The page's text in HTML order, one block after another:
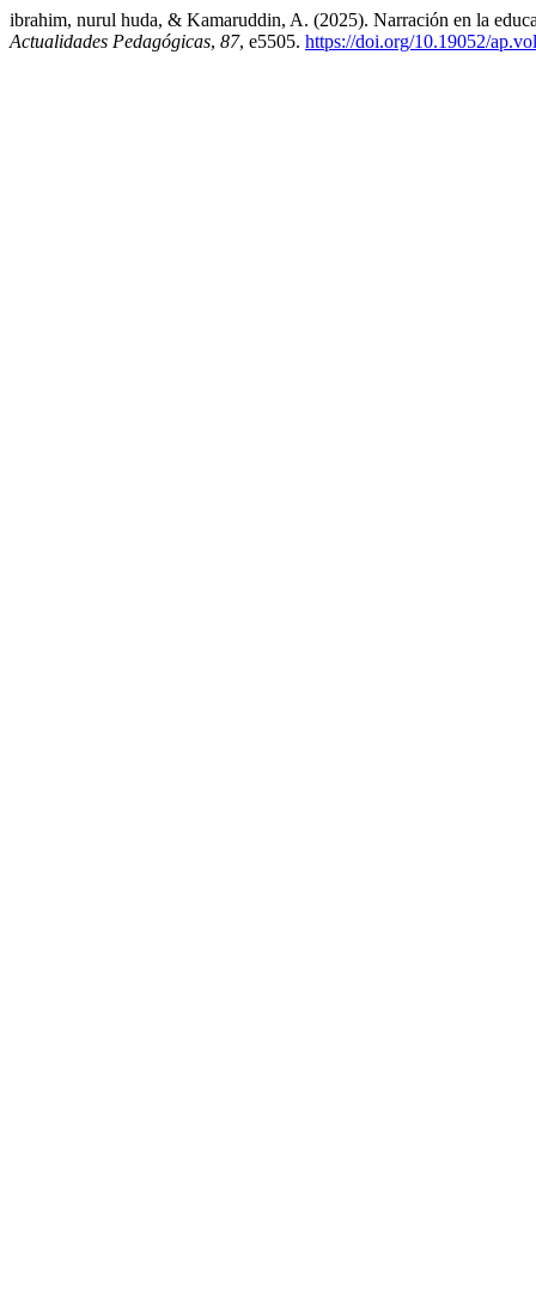
ibrahim, nurul huda, & Kamaruddin, A. (2025). Narración en la
Actualidades Pedagógicas, 87, e5505. https://doi.org/10.19052/